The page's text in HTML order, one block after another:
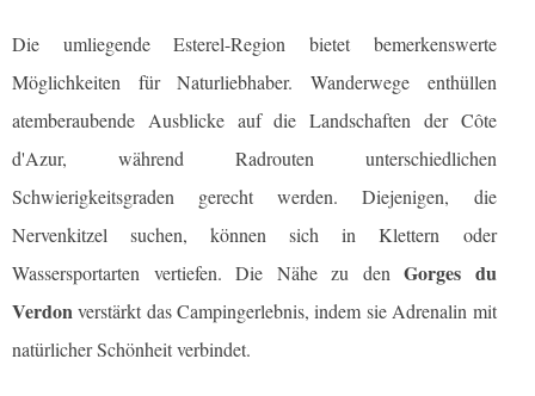
Die umliegende Esterel-Region bietet bemerkenswerte
Möglichkeiten für Naturliebhaber. Wanderwege enthüllen
atemberaubende Ausblicke auf die Landschaften der Côte
d'Azur, während Radrouten unterschiedlichen
Schwierigkeitsgraden gerecht werden. Diejenigen, die
Nervenkitzel suchen, können sich in Klettern oder
Wassersportarten vertiefen. Die Nähe zu denGorges du
Verdonverstärkt das Campingerlebnis, indem sie Adrenalin mit
natürlicher Schönheit verbindet.